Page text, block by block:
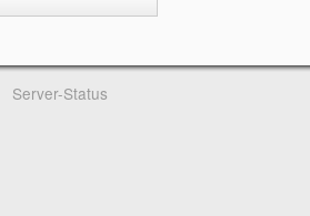
Server-Status